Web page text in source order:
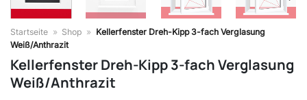
Startseite » Shop » Kellerfenster Dreh-Kipp 3-fach Verglasung
Weiß/Anthrazit
Kellerfenster Dreh-Kipp 3-fach Verglasung
Weiß/Anthrazit